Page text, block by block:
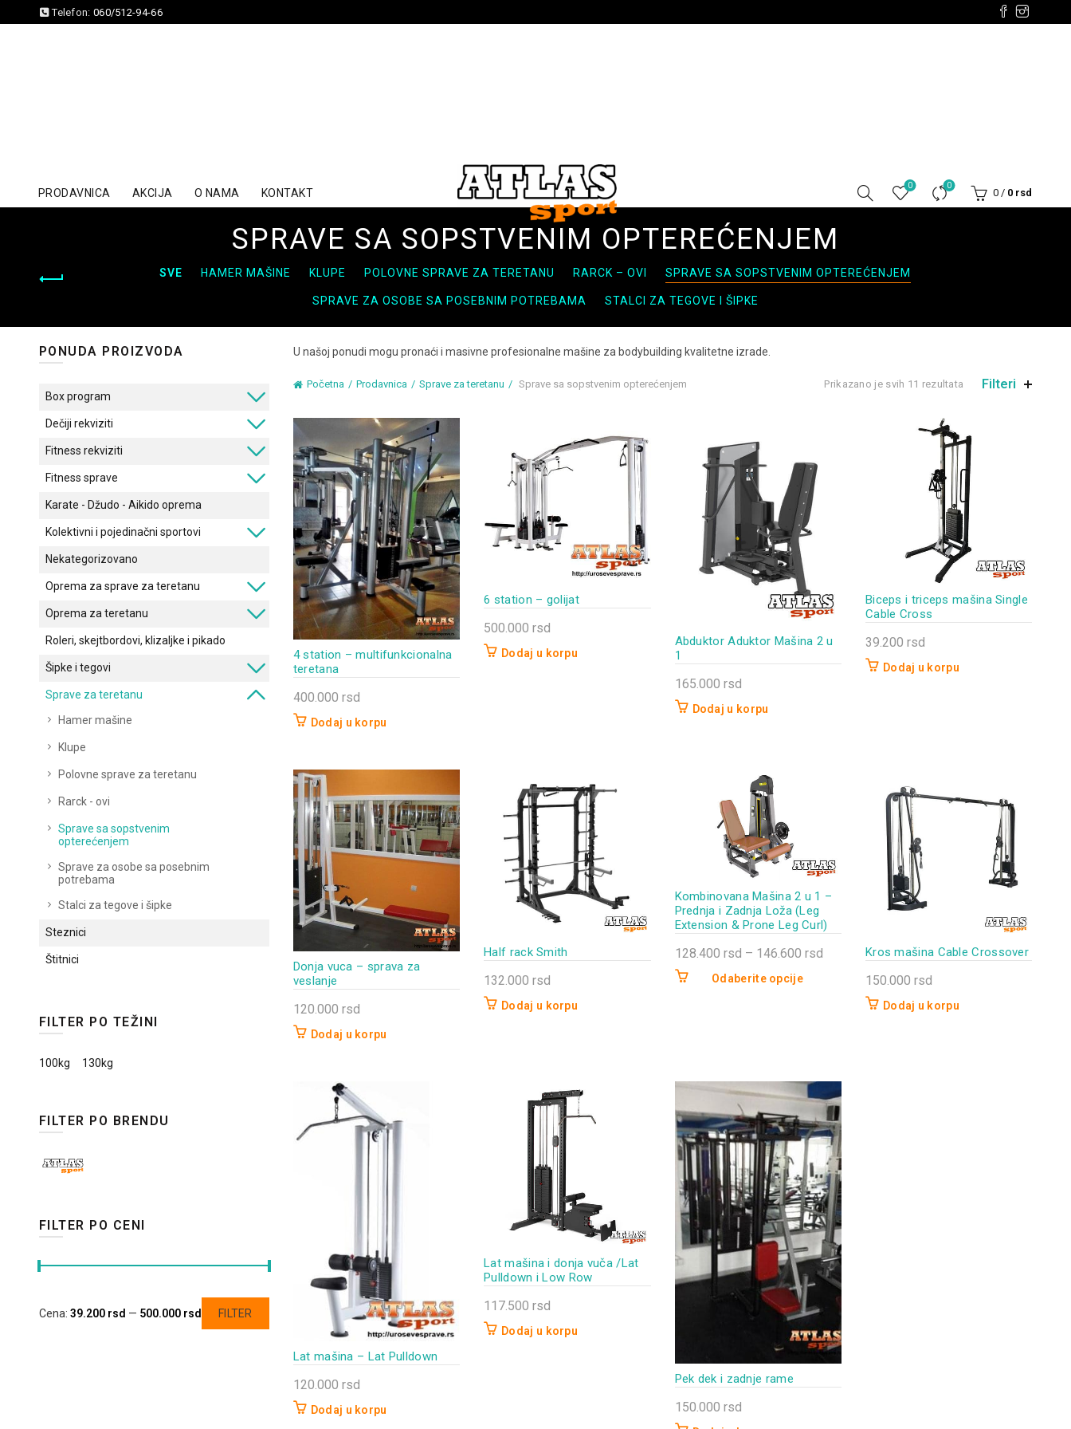
Telefon: 060/512-94-66
PRODAVNICA AKCIJA O NAMA KONTAKT
0 0
0 / 0 rsd
SPRAVE SA SOPSTVENIM OPTEREĆENJEM
SVE HAMER MAŠINE KLUPE POLOVNE SPRAVE ZA TERETANU RARCK – OVI SPRAVE SA SOPSTVENIM OPTEREĆENJEM
SPRAVE ZA OSOBE SA POSEBNIM POTREBAMA STALCI ZA TEGOVE I ŠIPKE
U našoj ponudi mogu pronaći i masivne profesionalne mašine za bodybuilding kvalitetne izrade.
Početna Prodavnica Sprave za teretanu Sprave sa sopstvenim opterećenjem Prikazano je svih 11 rezultata Filteri
4 station – multifunkcionalna
teretana
400.000 rsd
Dodaj u korpu
6 station – golijat
500.000rsd
Dodaj u korpu
Abduktor Aduktor Mašina 2 u
1
165.000 rsd
Dodaj u korpu
Biceps i triceps mašina Single
Cable Cross
39.200 rsd
Dodaj u korpu
Donja vuca – sprava za
veslanje
120.000 rsd
Dodaj u korpu
Half rack Smith
132.000rsd
Dodaj u korpu
Kombinovana Mašina 2 u 1 –
Prednja i Zadnja Loža (Leg
Extension & Prone Leg Curl)
128.400 rsd – 146.600 rsdRaspon
128.400 rsd
Odaberite opcije
Opcije
biti
izabrane
na
stranici
proizvoda.
Kros mašina Cable Crossover
150.000 rsd
Dodaj u korpu
Lat mašina – Lat Pulldown
120.000 rsd
Dodaj u korpu
Lat mašina i donja vuča /Lat
Pulldown i Low Row
117.500rsd
Dodaj u korpu
Pek dek i zadnje rame
150.000 rsd
PONUDA PROIZVODA
Box program
Dečiji rekviziti
Fitness rekviziti
Fitness sprave
Karate - Džudo - Aikido oprema
Kolektivni i pojedinačni sportovi
Nekategorizovano
Oprema za sprave za teretanu
Oprema za teretanu
Roleri, skejtbordovi, klizaljke i pikado
Šipke i tegovi
Sprave za teretanu
Hamer mašine
Klupe
Polovne sprave za teretanu
Rarck - ovi
Sprave sa sopstvenim
opterećenjem
Sprave za osobe sa posebnim
potrebama
Stalci za tegove i šipke
Steznici
Štitnici
FILTER PO TEŽINI
100kg 130kg
FILTER PO BRENDU
FILTER PO CENI
Minimalna
Maksimalna FILTER
Cena: 39.200 rsd — 500.000 rsd